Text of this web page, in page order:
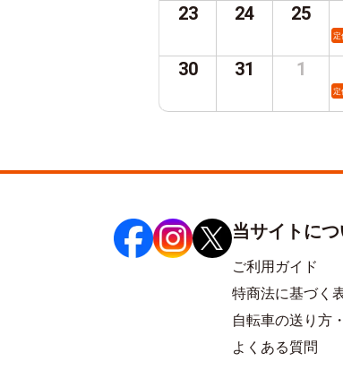
23 24 25
定
30 31 1
定
当サイトに
ご利用ガイド
特商法に基づく
自転車の送り方
よくある質問